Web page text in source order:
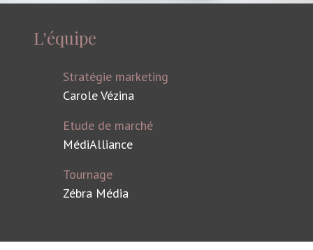
L'équipe
Stratégie marketing
Carole Vézina
Etude de marché
MédiAlliance
Tournage
Zébra Média